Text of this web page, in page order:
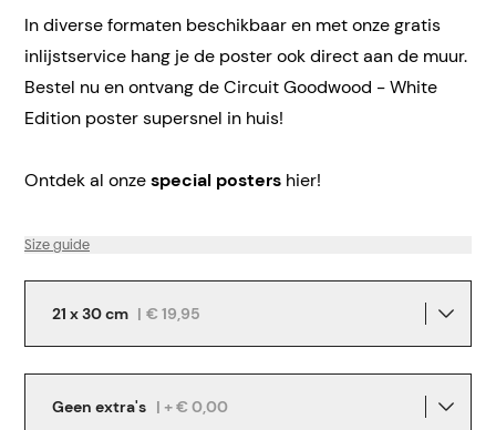
In diverse formaten beschikbaar en met onze gratis
inlijstservice hang je de poster ook direct aan de muur.
Bestel nu en ontvang de Circuit Goodwood - White
Edition poster supersnel in huis!
Ontdek al onzespecial posters hier!
Size guide
21 x 30 cm | € 19,95
Geen extra's | + € 0,00